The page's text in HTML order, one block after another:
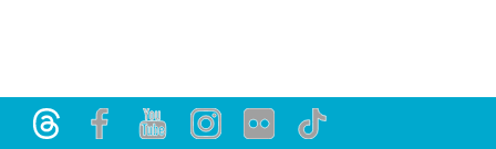
ThreadsFacebookYoutubeInstagram
Flick TikTok